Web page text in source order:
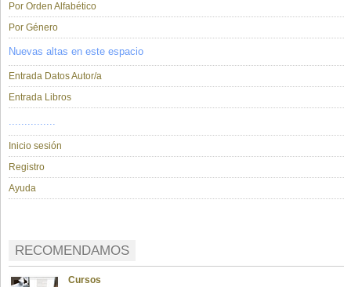
Por Orden Alfabético
Por Género
Nuevas altas en este espacio
Entrada Datos Autor/a
Entrada Libros
...............
Inicio sesión
Registro
Ayuda
RECOMENDAMOS
Cursos